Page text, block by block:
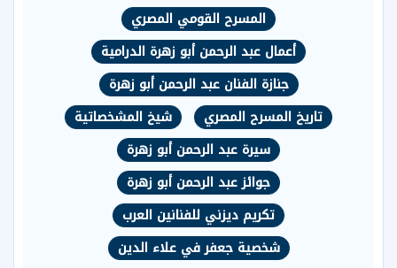
المسرح القومي المصري
أعمال عبد الرحمن أبو زهرة الدرامية
جنازة الفنان عبد الرحمن أبو زهرة
تاريخ المسرح المصري
شيخ المشخصاتية
سيرة عبد الرحمن أبو زهرة
جوائز عبد الرحمن أبو زهرة
تكريم ديزني للفنانين العرب
شخصية جعفر في علاء الدين